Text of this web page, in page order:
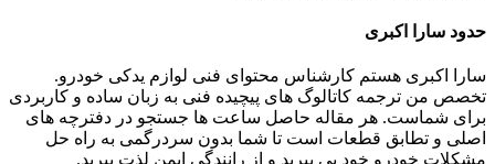
حدود سارا اکبری
سارا اکبری هستم کارشناس محتوای فنی لوازم یدکی خودرو.
تخصص من ترجمه کاتالوگ‌ های پیچیده فنی به زبان ساده و کاربردی
برای شماست. هر مقاله حاصل ساعت‌ ها جستجو در دفترچه‌ های
اصلی و تطابق قطعات است تا شما بدون سردرگمی به راه حل
مشکلات خودرو خود پی ببرید و از رانندگی ایمن لذت ببرید.